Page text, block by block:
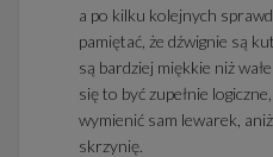
a po kilku kolejnych
pamiętać, że dźwignie są
są bardziej miękkie niż
się to być zupełnie
wymienić sam lewarek,
skrzynię.